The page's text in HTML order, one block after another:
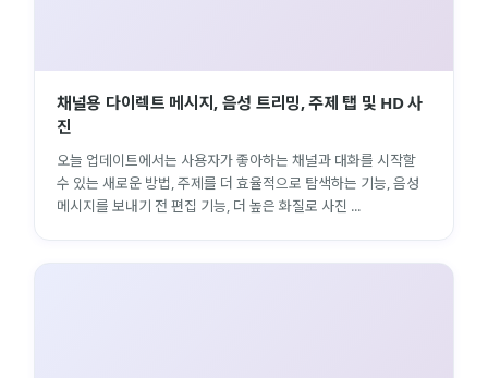
채널용 다이렉트 메시지, 음성 트리밍, 주제 탭 및 HD 사
진
오늘 업데이트에서는 사용자가 좋아하는 채널과 대화를 시작할
수 있는 새로운 방법, 주제를 더 효율적으로 탐색하는 기능, 음성
메시지를 보내기 전 편집 기능, 더 높은 화질로 사진 ...